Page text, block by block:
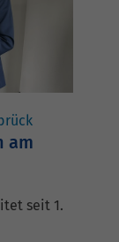
am
seit 1.